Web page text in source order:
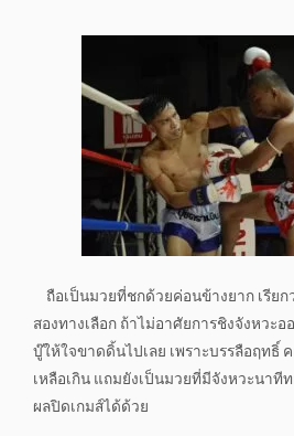
ถือเป็นมวยที่ชกด้วยค่อนข้างยาก เรีย
สองทางเลือก ถ้าไม่อาศัยการชิงจังหวะ
บู๊ให้ใจขาดดิ้นไปเลย เพราะบรรลือฤทธิ์
เหลือเกิน แถมยังเป็นมวยที่มีจังหวะนาที
ผลปิดเกมส์ได้ด้วย